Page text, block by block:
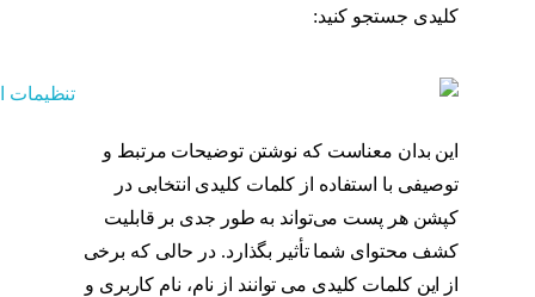
کلیدی جستجو کنید:
این بدان معناست که نوشتن توضیحات مرتبط و
توصیفی با استفاده از کلمات کلیدی انتخابی در
کپشن هر پست می‌تواند به طور جدی بر قابلیت
کشف محتوای شما تأثیر بگذارد. در حالی که برخی
از این کلمات کلیدی می توانند از نام، نام کاربری و